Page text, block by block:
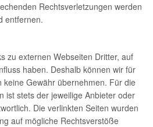
Rechtsverletzungen werden
entfernen.
zu externen Webseiten Dritter, auf
haben. Deshalb können wir für
Gewähr übernehmen. Für die
ist stets der jeweilige Anbieter oder
Die verlinkten Seiten wurden
auf mögliche Rechtsverstöße